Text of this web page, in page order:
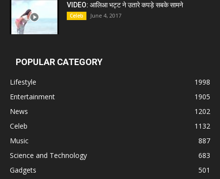
VIDEO: आलिआ भट्ट ने उतारे कपड़े सबके सामने
Celeb June 4, 2017
POPULAR CATEGORY
Lifestyle
1998
Entertainment
1905
News
1202
Celeb
1132
Music
887
Science and Technology
683
Gadgets
501